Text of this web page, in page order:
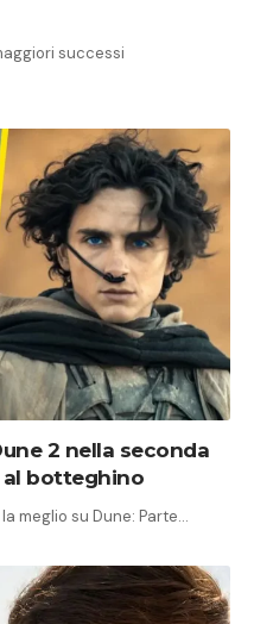
successi
2 nella seconda
al botteghino
meglio su Dune: Parte…